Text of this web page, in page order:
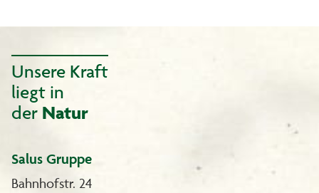
Unsere Kraft
liegt in
der Natur
Salus Gruppe
Bahnhofstr. 24